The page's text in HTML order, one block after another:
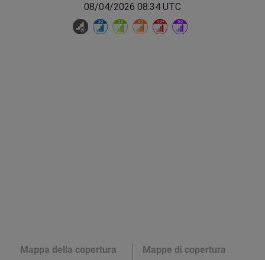
08/04/2026 08:34 UTC
Mappa della copertura
Mappe di copertura